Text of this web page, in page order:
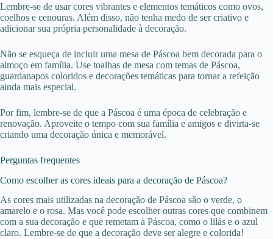
Lembre-se de usar cores vibrantes e elementos temáticos como ovos,
coelhos e cenouras. Além disso, não tenha medo de ser criativo e
adicionar sua própria personalidade à decoração.
Não se esqueça de incluir uma mesa de Páscoa bem decorada para o
almoço em família. Use toalhas de mesa com temas de Páscoa,
guardanapos coloridos e decorações temáticas para tornar a refeição
ainda mais especial.
Por fim, lembre-se de que a Páscoa é uma época de celebração e
renovação. Aproveite o tempo com sua família e amigos e divirta-se
criando uma decoração única e memorável.
Perguntas frequentes
Como escolher as cores ideais para a decoração de Páscoa?
As cores mais utilizadas na decoração de Páscoa são o verde, o
amarelo e o rosa. Mas você pode escolher outras cores que combinem
com a sua decoração e que remetam à Páscoa, como o lilás e o azul
claro. Lembre-se de que a decoração deve ser alegre e colorida!